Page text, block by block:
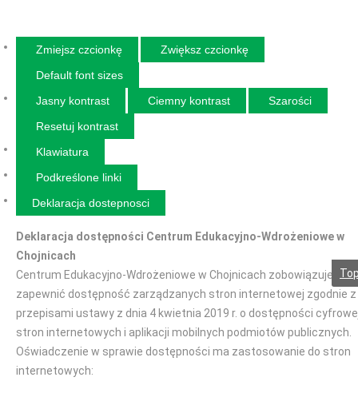
Zmiejsz czcionkę
Zwiększ czcionkę
Default font sizes
Jasny kontrast
Ciemny kontrast
Szarości
Resetuj kontrast
Klawiatura
Podkreślone linki
Deklaracja dostepnosci
Deklaracja dostępności Centrum Edukacyjno-Wdrożeniowe w
Chojnicach
Centrum Edukacyjno-Wdrożeniowe w Chojnicach zobowiązuje się
zapewnić dostępność zarządzanych stron internetowej zgodnie z
przepisami ustawy z dnia 4 kwietnia 2019 r. o dostępności
stron internetowych i aplikacji mobilnych podmiotów publicznych.
Oświadczenie w sprawie dostępności ma zastosowanie do stron
internetowych: